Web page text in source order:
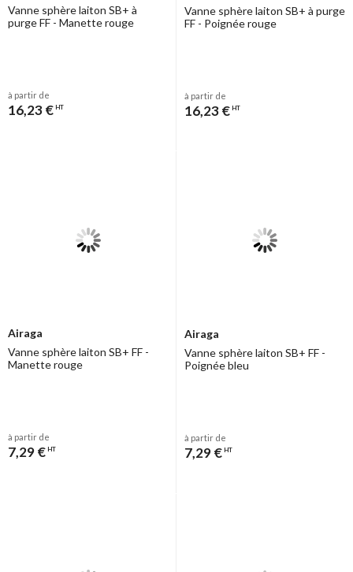
Vanne sphère laiton SB+ à
purge FF - Manette rouge
à partir de
16,23 € HT
Vanne sphère laiton SB+ à purge
FF - Poignée rouge
à partir de
16,23 € HT
Airaga
Vanne sphère laiton SB+ FF -
Manette rouge
à partir de
7,29 € HT
Airaga
Vanne sphère laiton SB+ FF -
Poignée bleu
à partir de
7,29 € HT